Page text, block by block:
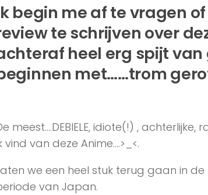
begin me af te vragen
te schrijven over
heel erg spijt
met……trom
meest….DEBIELE, idiote(!) ,
vind van deze Anime….>_<.
we een heel stuk terug gaan in
van Japan.